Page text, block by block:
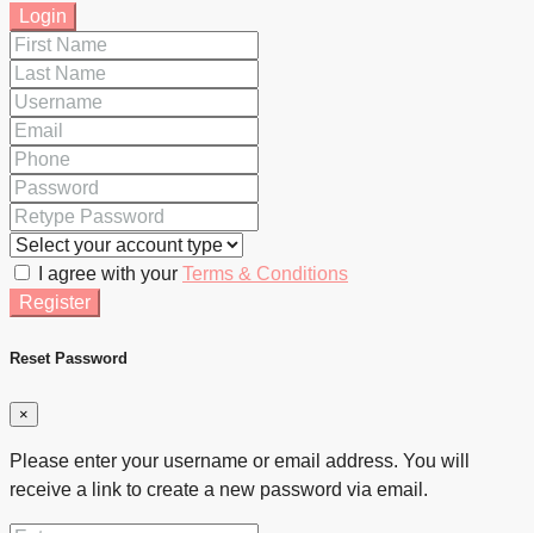
Login
I agree with your Terms & Conditions
Register
Reset Password
×
Please enter your username or email address. You will
receive a link to create a new password via email.